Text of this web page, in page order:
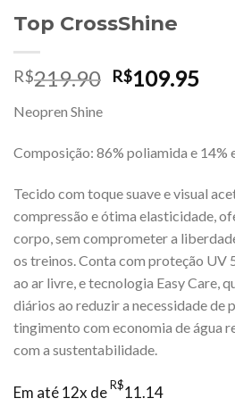
Top CrossShine
R$219.90 O
era:
R$219.90.
R$109.95O
é:
Neopren Shine
Composição: 86% poliamida e 14%
Tecido com toque suave e visual
compressão e ótima elasticidade,
corpo, sem comprometer a
os treinos. Conta com proteção UV
ao ar livre, e tecnologia Easy Care,
diários ao reduzir a necessidade de
tingimento com economia de água
com a sustentabilidade.
Em até 12x deR$11.14